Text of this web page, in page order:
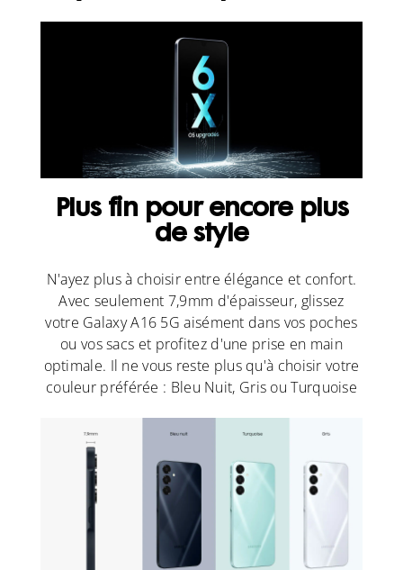
Plus fin pour encore plus
de style
N'ayez plus à choisir entre élégance et confort.
Avec seulement 7,9mm d'épaisseur, glissez
votre Galaxy A16 5G aisément dans vos poches
ou vos sacs et profitez d'une prise en main
optimale. Il ne vous reste plus qu'à choisir votre
couleur préférée : Bleu Nuit, Gris ou Turquoise